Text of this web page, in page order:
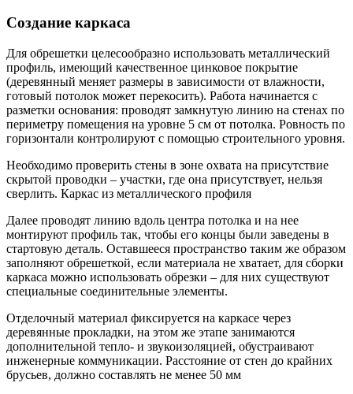
Создание каркаса
Для обрешетки целесообразно использовать металлический
профиль, имеющий качественное цинковое покрытие
(деревянный меняет размеры в зависимости от влажности,
готовый потолок может перекосить). Работа начинается с
разметки основания: проводят замкнутую линию на стенах по
периметру помещения на уровне 5 см от потолка. Ровность по
горизонтали контролируют с помощью строительного уровня.
Необходимо проверить стены в зоне охвата на присутствие
скрытой проводки – участки, где она присутствует, нельзя
сверлить. Каркас из металлического профиля
Далее проводят линию вдоль центра потолка и на нее
монтируют профиль так, чтобы его концы были заведены в
стартовую деталь. Оставшееся пространство таким же образом
заполняют обрешеткой, если материала не хватает, для сборки
каркаса можно использовать обрезки – для них существуют
специальные соединительные элементы.
Отделочный материал фиксируется на каркасе через
деревянные прокладки, на этом же этапе занимаются
дополнительной тепло- и звукоизоляцией, обустраивают
инженерные коммуникации. Расстояние от стен до крайних
брусьев, должно составлять не менее 50 мм